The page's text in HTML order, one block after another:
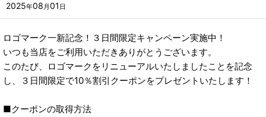
2025年08 月01 日
ロゴマーク一新記念！３日間限定キャンペーン実施中！
いつも当店をご利用いただきありがとうございます。
このたび、ロゴマークをリニューアルいたしましたことを記念
し、３日間限定で10％割引クーポンをプレゼントいたします！
■クーポンの取得方法